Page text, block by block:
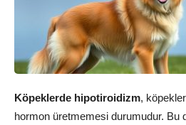
Köpeklerde hipotiroidizm,
hormon üretmemesi durumudur. Bu